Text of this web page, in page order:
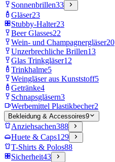
Sonnenbrillen33
Gläser23
Stubby-Halter23
Beer Glasses22
Wein- und Champagnergläser20
Unzerbrechliche Brillen13
Glas Trinkgläser12
Trinkhalme5
Weingläser aus Kunststoff5
Getränke4
Schnapsgläsern3
Werbemittel Plastikbecher2
Bekleidung & Accessoires9
Anziehsachen388
Huete & Caps129
T-Shirts & Polos88
Sicherheit43